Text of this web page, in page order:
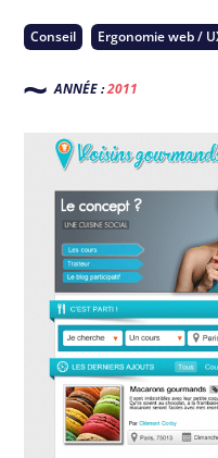
Conseil Ergonomie web /
ANNÉE :2011